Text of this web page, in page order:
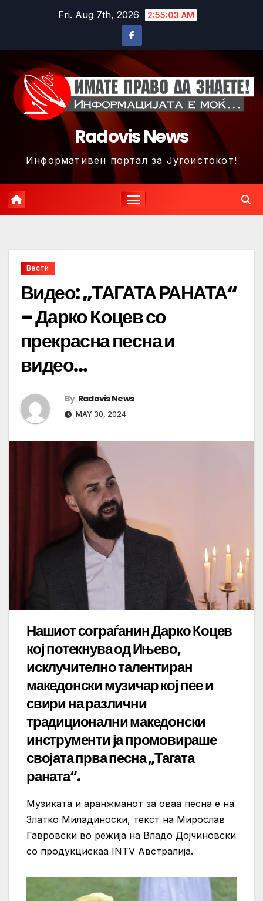
Fri. Aug 7th, 2026 2:55:06 AM
Radovis News
Информативен портал за Југоистокот!
Вести
Видео: „ТАГАТА РАНАТА“
– Дарко Коцев со
прекрасна песна и
видео…
By Radovis News
MAY 30, 2024
Нашиот сограѓанин Дарко Коцев
кој потекнува од Ињево,
исклучително талентиран
македонски музичар кој пее и
свири на различни
традиционални македонски
инструменти ја промовираше
својата прва песна „Тагата
раната“.
Музиката и аранжманот за оваа песна е на
Златко Миладиноски, текст на Мирослав
Гавровски во режија на Владо Дојчиновски
со продукцискаа INTV Австралија.